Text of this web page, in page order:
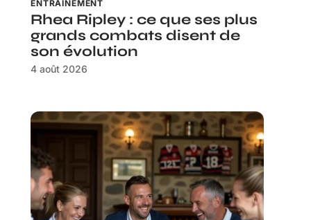
ENTRAÎNEMENT
Rhea Ripley : ce que ses plus
grands combats disent de
son évolution
4 août 2026